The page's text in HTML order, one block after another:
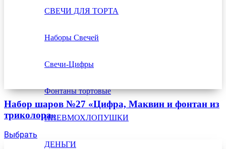
СВЕЧИ ДЛЯ ТОРТА
Наборы Свечей
Свечи-Цифры
Фонтаны тортовые
ПНЕВМОХЛОПУШКИ
ДЕНЬГИ
Набор шаров №27 «Цифра, Маквин и фонтан из
триколора»
Выбрать